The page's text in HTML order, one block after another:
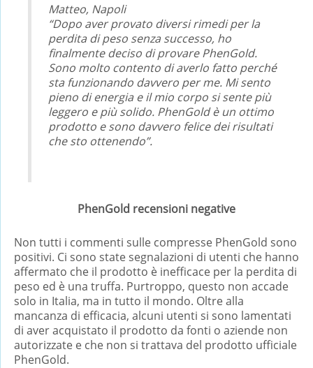
Matteo, Napoli
“Dopo aver provato diversi rimedi per la
perdita di peso senza successo, ho
finalmente deciso di provare PhenGold.
Sono molto contento di averlo fatto perché
sta funzionando davvero per me. Mi sento
pieno di energia e il mio corpo si sente più
leggero e più solido. PhenGold è un ottimo
prodotto e sono davvero felice dei risultati
che sto ottenendo”.
PhenGold recensioni negative
Non tutti i commenti sulle compresse PhenGold sono
positivi. Ci sono state segnalazioni di utenti che hanno
affermato che il prodotto è inefficace per la perdita di
peso ed è una truffa. Purtroppo, questo non accade
solo in Italia, ma in tutto il mondo. Oltre alla
mancanza di efficacia, alcuni utenti si sono lamentati
di aver acquistato il prodotto da fonti o aziende non
autorizzate e che non si trattava del prodotto ufficiale
PhenGold.